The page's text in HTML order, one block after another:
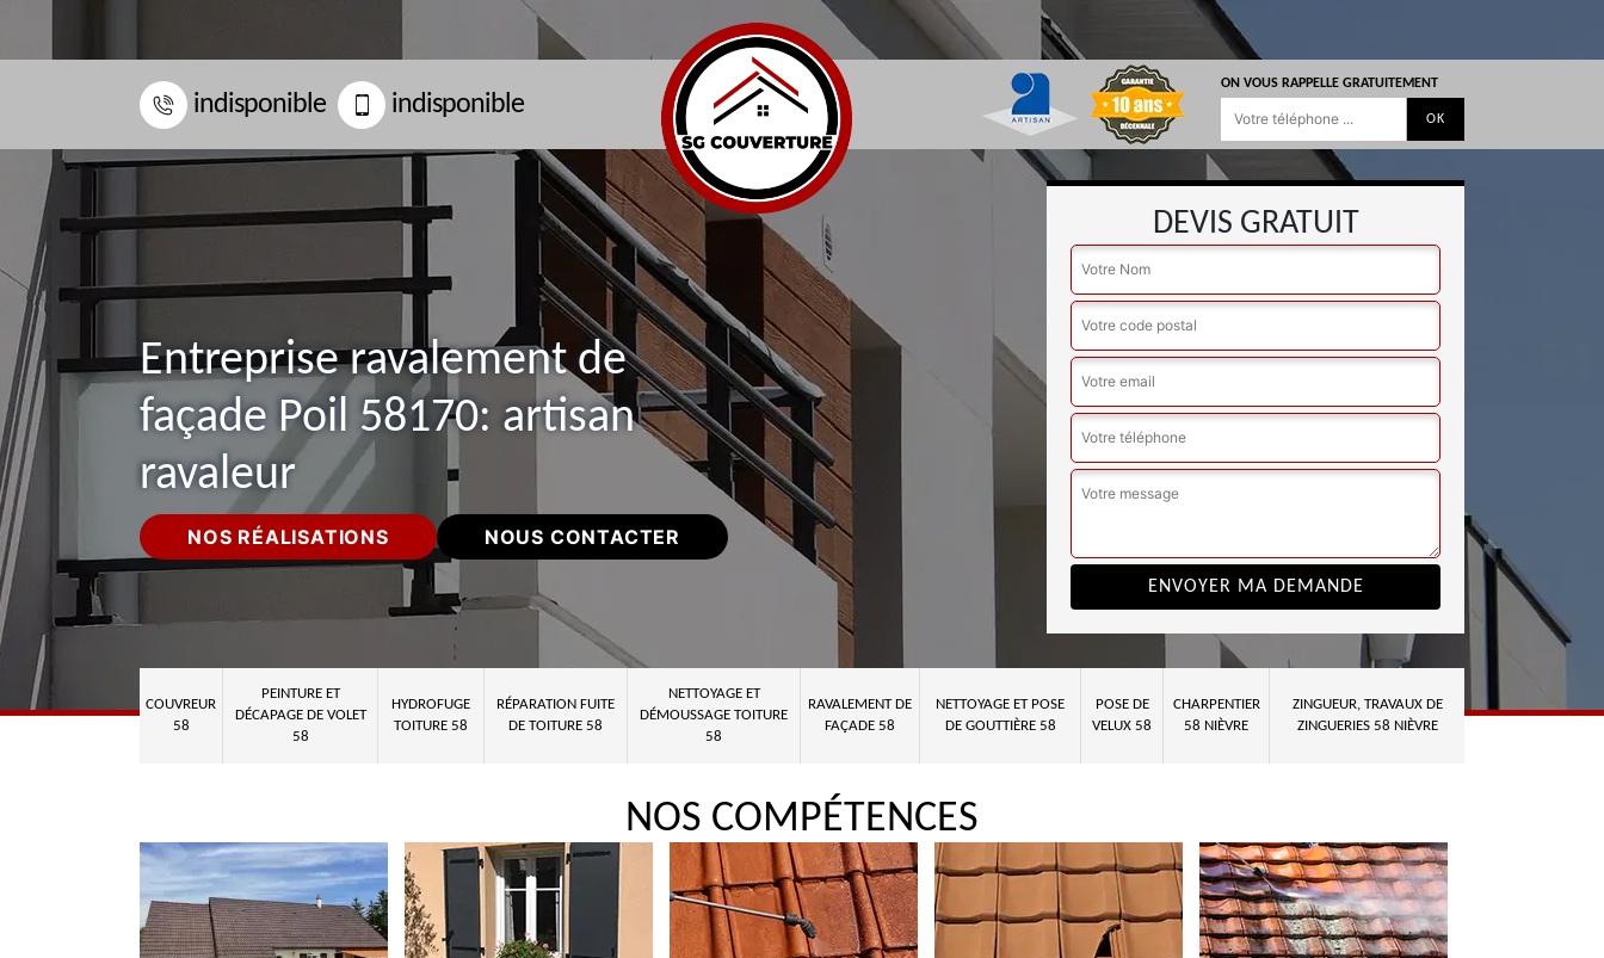
indisponible indisponible
ON VOUS RAPPELLE GRATUITEMENT
Entreprise ravalement de
façade Poil 58170: artisan
ravaleur
NOS RÉALISATIONS NOUS CONTACTER
DEVIS GRATUIT
COUVREUR
58
PEINTURE ET
DÉCAPAGE DE VOLET
58
HYDROFUGE
TOITURE 58
RÉPARATION FUITE
DE TOITURE 58
NETTOYAGE ET
DÉMOUSSAGE TOITURE
58
RAVALEMENT DE
FAÇADE 58
NETTOYAGE ET POSE
DE GOUTTIÈRE 58
POSE DE
VELUX 58
CHARPENTIER
58 NIÈVRE
ZINGUEUR, TRAVAUX DE
ZINGUERIES 58 NIÈVRE
NOS COMPÉTENCES